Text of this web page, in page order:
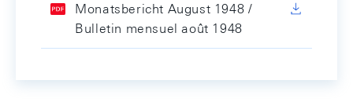
Monatsbericht August 1948 /
Bulletin mensuel août 1948